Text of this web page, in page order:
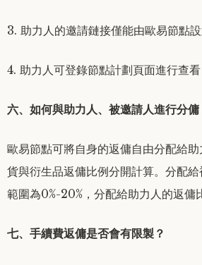
3. 助力人的邀請鏈接僅能由歐易節點
4. 助力人可登錄節點計劃頁面進行查看
六、如何與助力人、被邀請人進行分傭
歐易節點可將自身的返傭自由分配給
貨與衍生品返傭比例分開計算。分配
範圍為0%-20%，分配給助力人的返傭
七、手續費返傭是否會有限製？